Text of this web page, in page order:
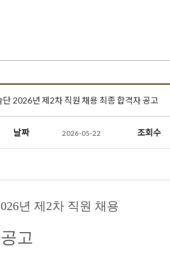
단 2026년 제2차 직원 채용 최종 합격자 공고
날짜 2026-05-22 조회수
년 제2차 직원 채용
고